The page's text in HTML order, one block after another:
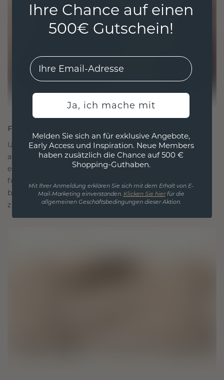
FÜR VERBINDUNGEN GESCHAFFEN
Unsere Designphilosophie ist auf Verbindung
ausgelegt, wobei jedes Stück so gestaltet ist, dass
es die Zeit überdauert. Es wird zu Ihrem Symbol
für Liebe und wertvolle Momente, das dazu
bestimmt ist, für immer getragen und geschätzt
zu werden.
Ihre Chance auf einen
500€ Gutschein!
EMail
Ja, ich mache mit
Melden Sie sich an für exklusive Angebote,
Early Access und Inspiration. Neue Members
haben zusätzlich die Chance auf 500 €
Shopping-Guthaben.
Mit Ihrer Anmeldung erklären Sie sich mit dem Erhalt von E-
Mail-Marketing einverstanden. Klicken Sie hierfür die
allgemeinen Geschäftsbedingungen dieser Aktion.